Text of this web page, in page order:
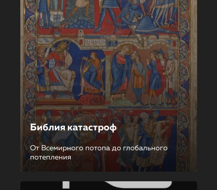
Библия катастроф
От Всемирного потопа до глобального
потепления